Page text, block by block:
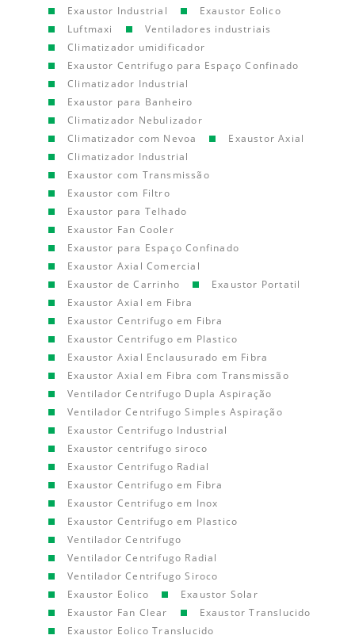
Exaustor Industrial
Exaustor Eolico
Luftmaxi
Ventiladores industriais
Climatizador umidificador
Exaustor Centrifugo para Espaço Confinado
Climatizador Industrial
Exaustor para Banheiro
Climatizador Nebulizador
Climatizador com Nevoa
Exaustor Axial
Climatizador Industrial
Exaustor com Transmissão
Exaustor com Filtro
Exaustor para Telhado
Exaustor Fan Cooler
Exaustor para Espaço Confinado
Exaustor Axial Comercial
Exaustor de Carrinho
Exaustor Portatil
Exaustor Axial em Fibra
Exaustor Centrifugo em Fibra
Exaustor Centrifugo em Plastico
Exaustor Axial Enclausurado em Fibra
Exaustor Axial em Fibra com Transmissão
Ventilador Centrifugo Dupla Aspiração
Ventilador Centrifugo Simples Aspiração
Exaustor Centrifugo Industrial
Exaustor centrifugo siroco
Exaustor Centrifugo Radial
Exaustor Centrifugo em Fibra
Exaustor Centrifugo em Inox
Exaustor Centrifugo em Plastico
Ventilador Centrifugo
Ventilador Centrifugo Radial
Ventilador Centrifugo Siroco
Exaustor Eolico
Exaustor Solar
Exaustor Fan Clear
Exaustor Translucido
Exaustor Eolico Translucido